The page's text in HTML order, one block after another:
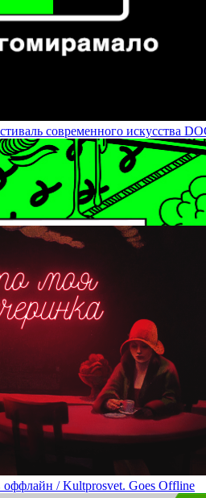
проектов / Irina Chmyreva:
современного искусства
Ксении Деменковой /
оффлайн / Kultprosvet. Goes Offline